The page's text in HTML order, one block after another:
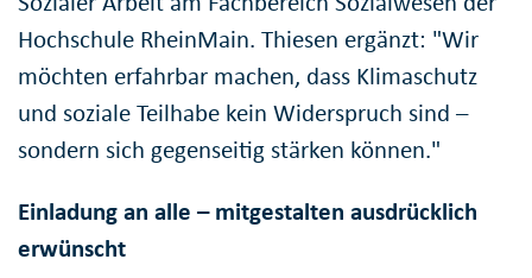
Hochschule RheinMain. Thiesen ergänzt: "Wir
möchten erfahrbar machen, dass Klimaschutz
und soziale Teilhabe kein Widerspruch sind –
sondern sich gegenseitig stärken können."
Einladung an alle – mitgestalten ausdrücklich
erwünscht